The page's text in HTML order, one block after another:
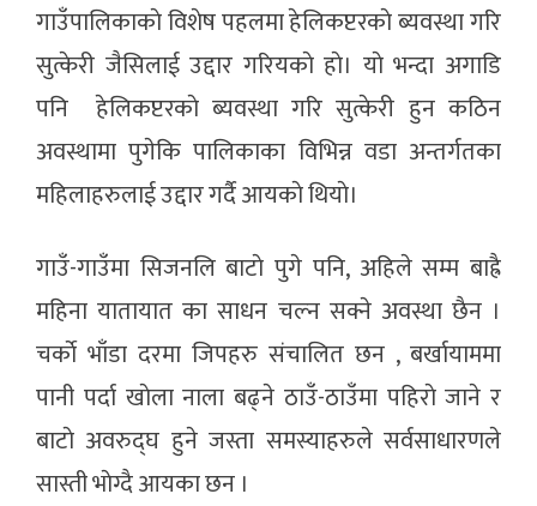
गाउँपालिकाकाे विशेष पहलमा हेलिकप्टरकाे ब्यवस्था गरि
सुत्केरी जैसिलाई उद्दार गरियकाे हाे। याे भन्दा अगाडि
पनि हेलिकप्टरकाे ब्यवस्था गरि सुत्केरी हुन कठिन
अवस्थामा पुगेकि पालिकाका विभिन्न वडा अन्तर्गतका
महिलाहरुलाई उद्दार गर्दै आयकाे थियाे।
गाउँ-गाउँमा सिजनलि बाटाे पुगे पनि, अहिले सम्म बाह्रै
महिना यातायात का साधन चल्न सक्ने अवस्था छैन ।
चर्काे भाँडा दरमा जिपहरु संचालित छन , बर्खायाममा
पानी पर्दा खाेला नाला बढ्ने ठाउँ-ठाउँमा पहिराे जाने र
बाटाे अवरुद्घ हुने जस्ता समस्याहरुले सर्वसाधारणले
सास्ती भाेग्दै आयका छन ।